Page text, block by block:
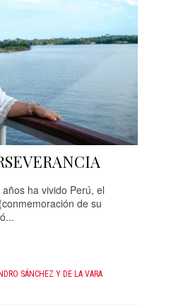
ha vivido Perú, el
de su
SÁNCHEZ Y DE LA VARA